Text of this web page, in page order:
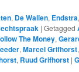
, De Wallen, Endstra
|Getagged
The Money,
,Marcel Grifhorst
, Ruud Grifhorst |